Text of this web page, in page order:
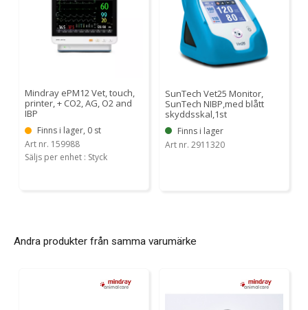
Mindray ePM12 Vet, touch,
printer, + CO2, AG, O2 and
IBP
Finns i lager, 0 st
Art nr. 159988
Säljs per enhet : Styck
SunTech Vet25 Monitor,
SunTech NIBP,med blått
skyddsskal,1st
Finns i lager
Art nr. 2911320
Andra produkter från samma varumärke